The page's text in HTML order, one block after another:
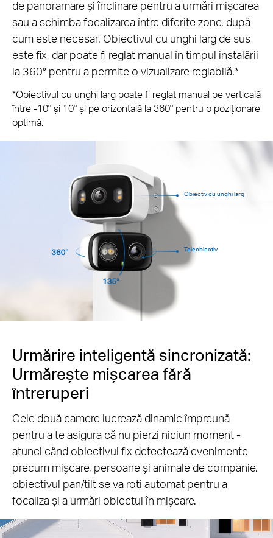
de panoramare și înclinare pentru a urmări mișcarea
sau a schimba focalizarea între diferite zone, după
cum este necesar. Obiectivul cu unghi larg de sus
este fix, dar poate fi reglat manual în timpul instalării
la 360° pentru a permite o vizualizare reglabilă.*
*Obiectivul cu unghi larg poate fi reglat manual pe verticală
între -10° și 10° și pe orizontală la 360° pentru o poziționare
optimă.
Obiectiv cu unghi larg
Teleobiectiv
Urmărire inteligentă sincronizată:
Urmărește mișcarea fără
întreruperi
Cele două camere lucrează dinamic împreună
pentru a te asigura că nu pierzi niciun moment -
atunci când obiectivul fix detectează evenimente
precum mișcare, persoane și animale de companie,
obiectivul pan/tilt se va roti automat pentru a
focaliza și a urmări obiectul în mișcare.